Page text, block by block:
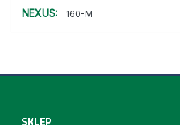
NEXUS: 160-M